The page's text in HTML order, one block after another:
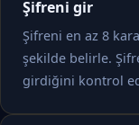
Şifreni gir
Şifreni en az 8
şekilde belirle.
girdiğini kontrol